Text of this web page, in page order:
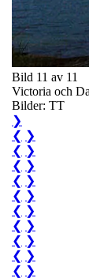
Bild 11 av 11
Victoria och
Bilder: TT
❯
❮ ❯
❮ ❯
❮ ❯
❮ ❯
❮ ❯
❮ ❯
❮ ❯
❮ ❯
❮ ❯
❮ ❯